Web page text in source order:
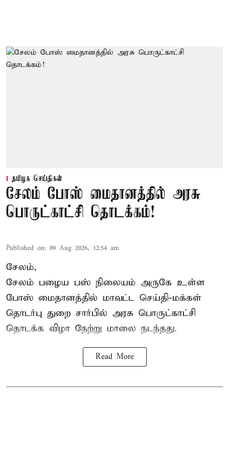
தமிழக செய்திகள்
சேலம் போஸ் மைதானத்தில் அரசு
பொருட்காட்சி தொடக்கம்!
Published on: 09 Aug 2026, 12:54 am
சேலம்,
சேலம் பழைய பஸ் நிலையம் அருகே உள்ள
போஸ் மைதானத்தில் மாவட்ட செய்தி-மக்கள்
தொடர்பு துறை சார்பில் அரசு பொருட்காட்சி
தொடக்க விழா நேற்று மாலை நடந்தது.
Read More